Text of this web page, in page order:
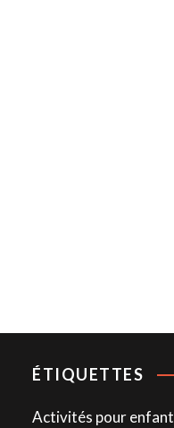
ÉTIQUETTES
Activités pour enfant